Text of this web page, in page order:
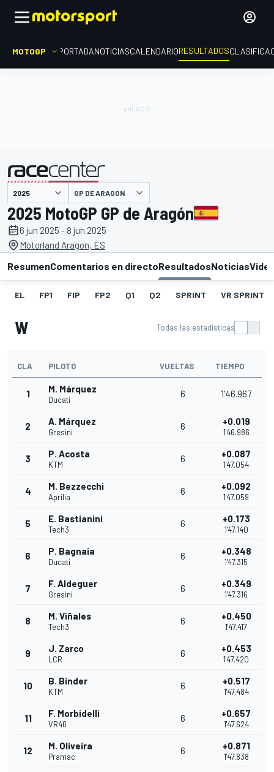
MOTOGP PORTADANOTICIASCALENDARIORESULTADOS
presentado por GP DE ARAGÓN
2025 MotoGP GP de Aragón
6 jun 2025 - 8 jun 2025
Motorland Aragon, ES
ResumenComentarios en directoResultadosNoticias
EL FP1 FIP FP2 Q1 Q2 SPRINT VR SPRINT
W Todas las estadísticas
CLA PILOTO VUELTAS TIEMPO
1 M. Márquez
Ducati
6 1'46.967
2 A. Márquez
Gresini
6 +0.019
1'46.986
3 P. Acosta
KTM
6 +0.087
1'47.054
4 M. Bezzecchi
Aprilia
6 +0.092
1'47.059
5 E. Bastianini
Tech3
6 +0.173
1'47.140
6 P. Bagnaia
Ducati
6 +0.348
1'47.315
7 F. Aldeguer
Gresini
6 +0.349
1'47.316
8 M. Viñales
Tech3
6 +0.450
1'47.417
9 J. Zarco
LCR
6 +0.453
1'47.420
10 B. Binder
KTM
6 +0.517
1'47.484
11 F. Morbidelli
VR46
6 +0.657
1'47.624
12 M. Oliveira
Pramac
6 +0.871
1'47.838